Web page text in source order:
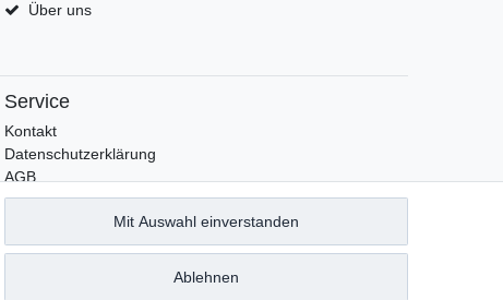
Über uns
Service
Kontakt
Datenschutzerklärung
AGB
Impressum
Newsletter An & Abmeldung
Ablehnen
Mit Auswahl einverstanden